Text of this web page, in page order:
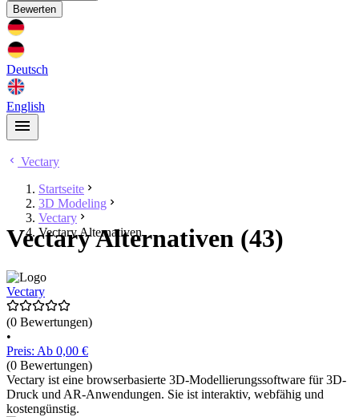
Bewerten
Deutsch
English
Vectary
Startseite
3D Modeling
Vectary
Vectary Alternativen
Vectary Alternativen (43)
Vectary
(0 Bewertungen)
•
Preis: Ab 0,00 €
(0 Bewertungen)
Vectary ist eine browserbasierte 3D-Modellierungssoftware für 3D-
Druck und AR-Anwendungen. Sie ist interaktiv, webfähig und
kostengünstig.